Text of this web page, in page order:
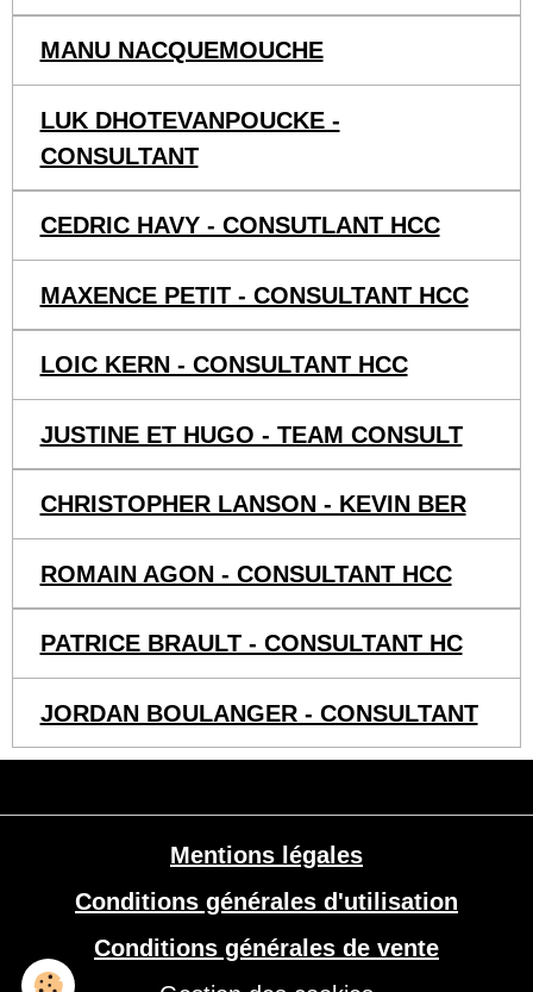
MANU NACQUEMOUCHE
LUK DHOTEVANPOUCKE -
CONSULTANT
CEDRIC HAVY - CONSUTLANT HCC
MAXENCE PETIT - CONSULTANT HCC
LOIC KERN - CONSULTANT HCC
JUSTINE ET HUGO - TEAM CONSULT
CHRISTOPHER LANSON - KEVIN BER
ROMAIN AGON - CONSULTANT HCC
PATRICE BRAULT - CONSULTANT HC
JORDAN BOULANGER - CONSULTANT
Mentions légales
Conditions générales d'utilisation
Conditions générales de vente